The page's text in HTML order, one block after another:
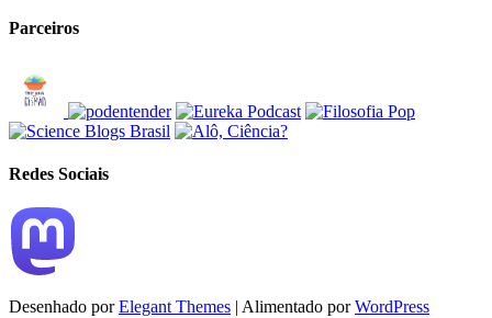
Parceiros
Redes Sociais
Desenhado porElegant Themes | Alimentado porWordPress